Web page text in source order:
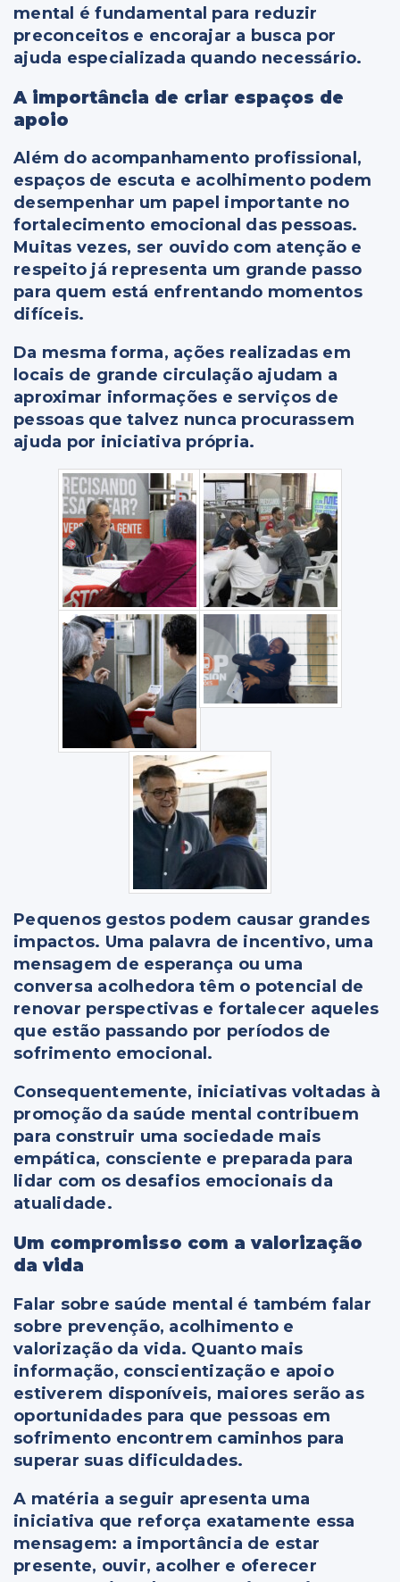
mental é fundamental para reduzir
preconceitos e encorajar a busca por
ajuda especializada quando necessário.
A importância de criar espaços de
apoio
Além do acompanhamento profissional,
espaços de escuta e acolhimento podem
desempenhar um papel importante no
fortalecimento emocional das pessoas.
Muitas vezes, ser ouvido com atenção e
respeito já representa um grande passo
para quem está enfrentando momentos
difíceis.
Da mesma forma, ações realizadas em
locais de grande circulação ajudam a
aproximar informações e serviços de
pessoas que talvez nunca procurassem
ajuda por iniciativa própria.
Pequenos gestos podem causar grandes
impactos. Uma palavra de incentivo, uma
mensagem de esperança ou uma
conversa acolhedora têm o potencial de
renovar perspectivas e fortalecer aqueles
que estão passando por períodos de
sofrimento emocional.
Consequentemente, iniciativas voltadas à
promoção da saúde mental contribuem
para construir uma sociedade mais
empática, consciente e preparada para
lidar com os desafios emocionais da
atualidade.
Um compromisso com a valorização
da vida
Falar sobre saúde mental é também falar
sobre prevenção, acolhimento e
valorização da vida. Quanto mais
informação, conscientização e apoio
estiverem disponíveis, maiores serão as
oportunidades para que pessoas em
sofrimento encontrem caminhos para
superar suas dificuldades.
A matéria a seguir apresenta uma
iniciativa que reforça exatamente essa
mensagem: a importância de estar
presente, ouvir, acolher e oferecer